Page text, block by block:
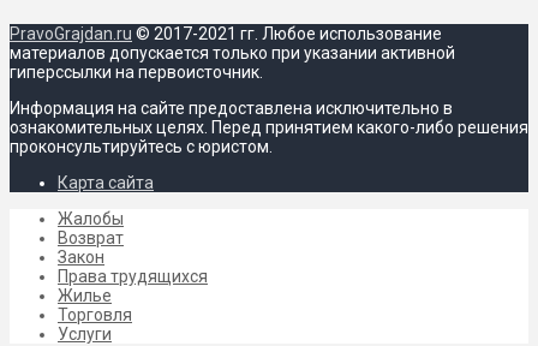
PravoGrajdan.ru © 2017-2021 гг. Любое использование
материалов допускается только при указании активной
гиперссылки на первоисточник.
Информация на сайте предоставлена исключительно в
ознакомительных целях. Перед принятием какого-либо решения
проконсультируйтесь с юристом.
Карта сайта
Жалобы
Возврат
Закон
Права трудящихся
Жилье
Торговля
Услуги